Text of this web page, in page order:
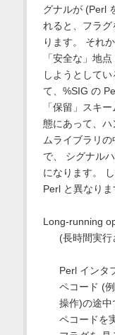
グナルが (Perl
れると、フラ
ります。 それ
「安全な」地
しようとして
て、%SIG の
「保留」スキ
態にあって、
ムライブラリ
で、 シグナル
になります。
Perl と異なりま
Long-running
(長時間実
Perl インタ
ペコード (
操作)の途中
ペコードを